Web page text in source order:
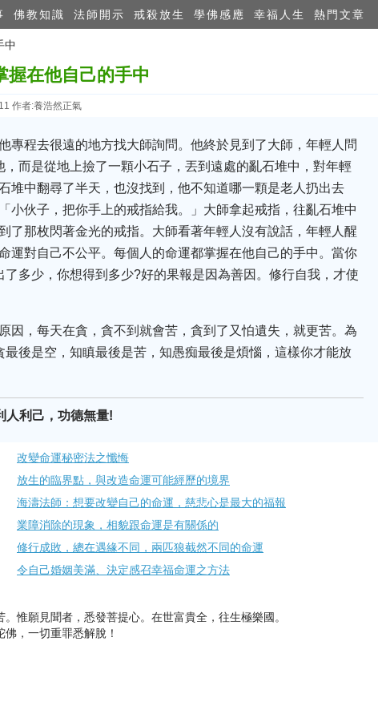
佛教知識 法師開示 戒殺放生 學佛感應 幸福人生 熱門文章
中
握在他自己的手中
作者:養浩然正氣
專程去很遠的地方找大師詢問。他終於見到了大師，年輕人問
而是從地上撿了一顆小石子，丟到遠處的亂石堆中，對年輕
堆中翻尋了半天，也沒找到，他不知道哪一顆是老人扔出去
小伙子，把你手上的戒指給我。」大師拿起戒指，往亂石堆中
了那枚閃著金光的戒指。大師看著年輕人沒有說話，年輕人醒
運對自己不公平。每個人的命運都掌握在他自己的手中。當你
多少，你想得到多少?好的果報是因為善因。修行自我，才使
因，每天在貪，貪不到就會苦，貪到了又怕遺失，就更苦。為
後是空，知瞋最後是苦，知愚痴最後是煩惱，這樣你才能放
人利己，功德無量!
改變命運秘密法之懺悔
放生的臨界點，與改造命運可能經歷的境界
海濤法師：想要改變自己的命運，慈悲心是最大的福報
業障消除的現象，相貌跟命運是有關係的
修行成敗，總在遇緣不同，兩匹狼截然不同的命運
令自己婚姻美滿、決定感召幸福命運之方法
惟願見聞者，悉發菩提心。在世富貴全，往生極樂國。
，一切重罪悉解脫！